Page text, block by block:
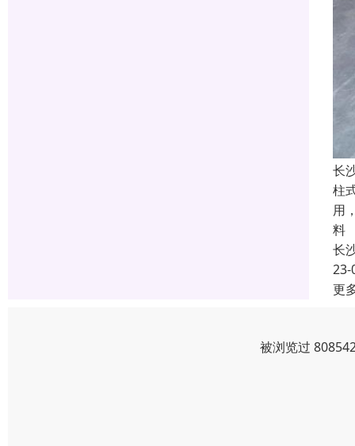
长
柱
用
料
长
23-
更
被浏览过